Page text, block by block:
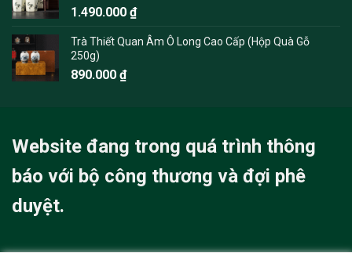
1.490.000 ₫
Trà Thiết Quan Âm Ô Long Cao Cấp (Hộp Quà Gỗ
250g)
890.000 ₫
Website đang trong quá trình thông
báo với bộ công thương và đợi phê
duyệt.